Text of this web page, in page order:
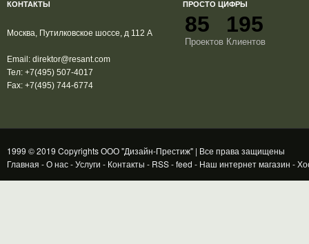
КОНТАКТЫ
Москва, Путилковское шоссе, д 112 А
Email: direktor@resant.com
Тел: +7(495) 507-4017
Fax: +7(495) 744-6774
ПРОСТО ЦИФРЫ
85
Проектов
195
Клиентов
1999 © 2019 Copyrights ООО "Дизайн-Престиж" | Все права защищены
Главная -О нас-Услуги - Контакты - RSS-feed - Наш интернет магазин -